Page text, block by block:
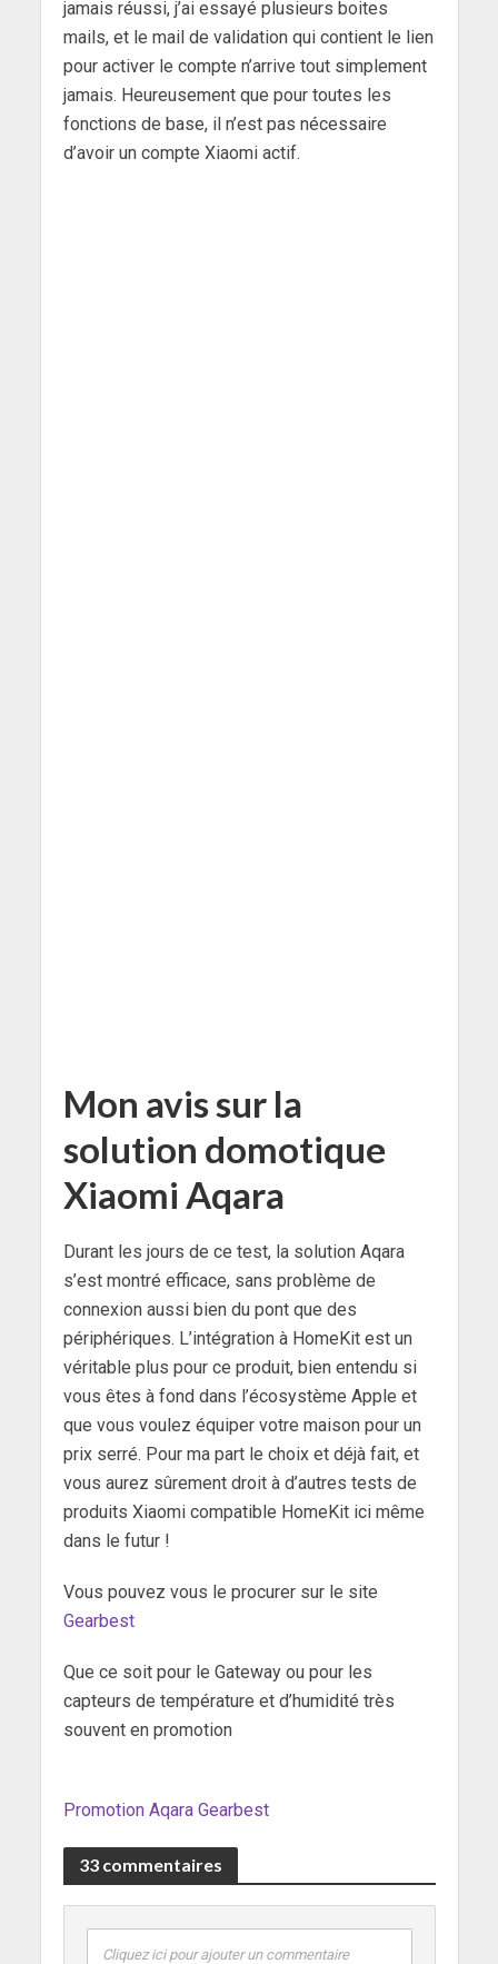
jamais réussi, j’ai essayé plusieurs boites
mails, et le mail de validation qui contient le lien
pour activer le compte n’arrive tout simplement
jamais. Heureusement que pour toutes les
fonctions de base, il n’est pas nécessaire
d’avoir un compte Xiaomi actif.
Mon avis sur la
solution domotique
Xiaomi Aqara
Durant les jours de ce test, la solution Aqara
s’est montré efficace, sans problème de
connexion aussi bien du pont que des
périphériques. L’intégration à HomeKit est un
véritable plus pour ce produit, bien entendu si
vous êtes à fond dans l’écosystème Apple et
que vous voulez équiper votre maison pour un
prix serré. Pour ma part le choix et déjà fait, et
vous aurez sûrement droit à d’autres tests de
produits Xiaomi compatible HomeKit ici même
dans le futur !
Vous pouvez vous le procurer sur le site
Gearbest
Que ce soit pour le Gateway ou pour les
capteurs de température et d’humidité très
souvent en promotion
Promotion Aqara Gearbest
33 commentaires
Cliquez ici pour ajouter un commentaire